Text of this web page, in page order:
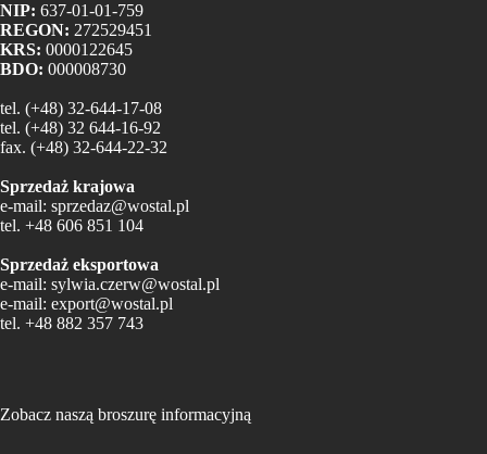
NIP: 637-01-01-759
REGON: 272529451
KRS: 0000122645
BDO: 000008730
tel. (+48) 32-644-17-08
tel. (+48) 32 644-16-92
fax. (+48) 32-644-22-32
Sprzedaż krajowa
e-mail: sprzedaz@wostal.pl
tel. +48 606 851 104
Sprzedaż eksportowa
e-mail: sylwia.czerw@wostal.pl
e-mail: export@wostal.pl
tel. +48 882 357 743
Zobacz naszą broszurę informacyjną